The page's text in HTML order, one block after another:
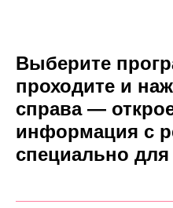
Выберите
проходите и
справа —
информация с
специально для